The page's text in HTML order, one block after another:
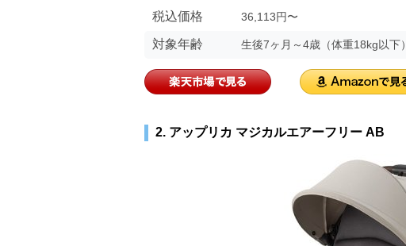
税込価格 36,113円〜
対象年齢 生後7ヶ月～4歳（体重18kg以下）
2. アップリカ マジカルエアーフリー AB